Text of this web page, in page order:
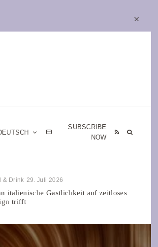
SUBSCRIBE
NOW
& Drink 29. Juli 2026
italienische Gastlichkeit auf zeitloses
trifft